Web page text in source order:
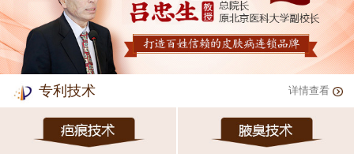
专利技术 详情查看